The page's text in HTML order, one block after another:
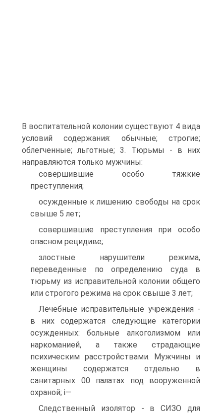
В воспитательной колонии существуют 4 вида
условий содержания: обычные; строгие;
облегченные; льготные; 3. Тюрьмы - в них
направляются только мужчины:
совершившие особо тяжкие
преступления;
осужденные к лишению свободы на срок
свыше 5 лет;
совершившие преступления при особо
опасном рецидиве;
злостные нарушители режима,
переведенные по определению суда в
тюрьму из исправительной колонии общего
или строгого режима на срок свыше 3 лет;
Лечебные исправительные учреждения -
в них содержатся следующие категории
осужденных: больные алкоголизмом или
наркоманией, а также страдающие
психическим расстройствами. Мужчины и
женщины содержатся отдельно в
санитарных 00 палатах под вооруженной
охраной; i—
Следственный изолятор - в СИЗО для